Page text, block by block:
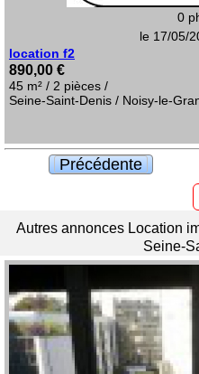
0
le 17/05/
location f2
890,00 €
45 m² / 2 pièces /
Seine-Saint-Denis / Noisy-le-
Précédente
Autres annonces Location
Seine-